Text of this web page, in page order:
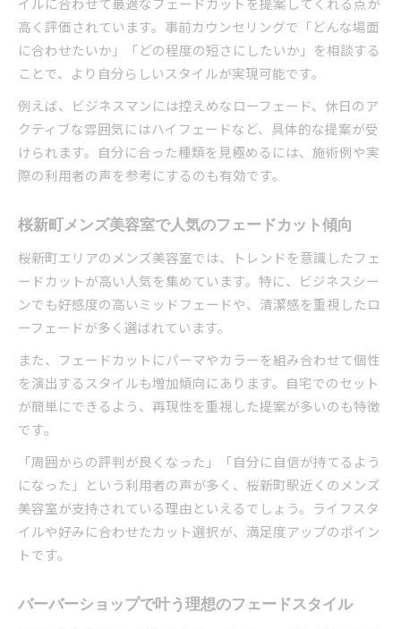
高く評価されています。事前カウンセリングで「どんな場面
に合わせたいか」「どの程度の短さにしたいか」を相談する
ことで、より自分らしいスタイルが実現可能です。
例えば、ビジネスマンには控えめなローフェード、休日のア
クティブな雰囲気にはハイフェードなど、具体的な提案が受
けられます。自分に合った種類を見極めるには、施術例や実
際の利用者の声を参考にするのも有効です。
桜新町メンズ美容室で人気のフェードカット傾向
桜新町エリアのメンズ美容室では、トレンドを意識したフェ
ードカットが高い人気を集めています。特に、ビジネスシー
ンでも好感度の高いミッドフェードや、清潔感を重視したロ
ーフェードが多く選ばれています。
また、フェードカットにパーマやカラーを組み合わせて個性
を演出するスタイルも増加傾向にあります。自宅でのセット
が簡単にできるよう、再現性を重視した提案が多いのも特徴
です。
「周囲からの評判が良くなった」「自分に自信が持てるよう
になった」という利用者の声が多く、桜新町駅近くのメンズ
美容室が支持されている理由といえるでしょう。ライフスタ
イルや好みに合わせたカット選択が、満足度アップのポイン
トです。
バーバーショップで叶う理想のフェードスタイル